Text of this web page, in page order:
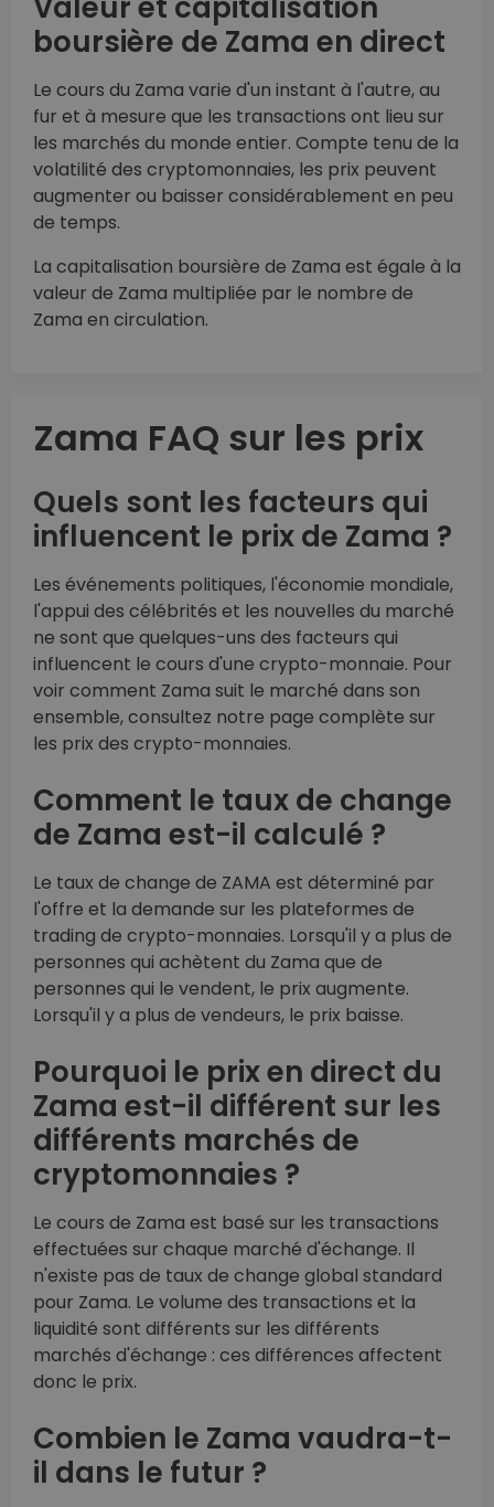
Valeur et capitalisation
boursière de Zama en direct
Le cours du Zama varie d'un instant à l'autre, au
fur et à mesure que les transactions ont lieu sur
les marchés du monde entier. Compte tenu de la
volatilité des cryptomonnaies, les prix peuvent
augmenter ou baisser considérablement en peu
de temps.
La capitalisation boursière de Zama est égale à la
valeur de Zama multipliée par le nombre de
Zama en circulation.
Zama FAQ sur les prix
Quels sont les facteurs qui
influencent le prix de Zama ?
Les événements politiques, l'économie mondiale,
l'appui des célébrités et les nouvelles du marché
ne sont que quelques-uns des facteurs qui
influencent le cours d'une crypto-monnaie. Pour
voir comment Zama suit le marché dans son
ensemble, consultez notre page complète sur
les prix des crypto-monnaies.
Comment le taux de change
de Zama est-il calculé ?
Le taux de change de ZAMA est déterminé par
l'offre et la demande sur les plateformes de
trading de crypto-monnaies. Lorsqu'il y a plus de
personnes qui achètent du Zama que de
personnes qui le vendent, le prix augmente.
Lorsqu'il y a plus de vendeurs, le prix baisse.
Pourquoi le prix en direct du
Zama est-il différent sur les
différents marchés de
cryptomonnaies ?
Le cours de Zama est basé sur les transactions
effectuées sur chaque marché d'échange. Il
n'existe pas de taux de change global standard
pour Zama. Le volume des transactions et la
liquidité sont différents sur les différents
marchés d'échange : ces différences affectent
donc le prix.
Combien le Zama vaudra-t-
il dans le futur ?